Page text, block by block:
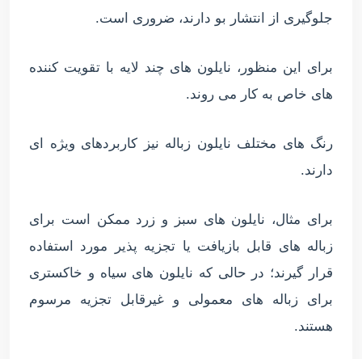
جلوگیری از انتشار بو دارند، ضروری است.
برای این منظور، نایلون های چند لایه با تقویت کننده
های خاص به کار می روند.
رنگ های مختلف نایلون زباله نیز کاربردهای ویژه ای
دارند.
برای مثال، نایلون های سبز و زرد ممکن است برای
زباله های قابل بازیافت یا تجزیه پذیر مورد استفاده
قرار گیرند؛ در حالی که نایلون های سیاه و خاکستری
برای زباله های معمولی و غیرقابل تجزیه مرسوم
هستند.